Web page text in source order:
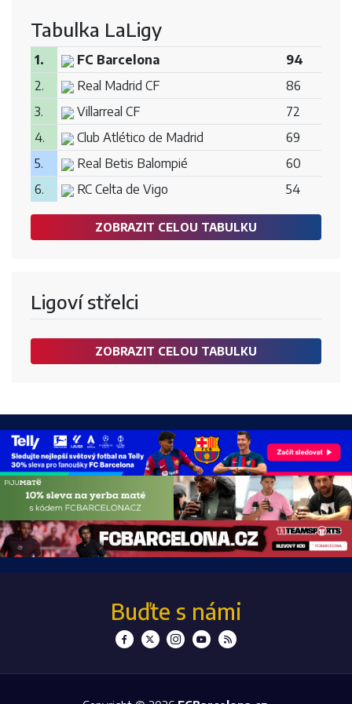
Tabulka LaLigy
1. FC Barcelona
94
2.
Real Madrid CF
86
3.
Villarreal CF
72
4.
Club Atlético de Madrid
69
5.
Real Betis Balompié
60
6.
RC Celta de Vigo 54
ZOBRAZIT CELOU TABULKU
Ligoví střelci
ZOBRAZIT CELOU TABULKU
Buďte s námi